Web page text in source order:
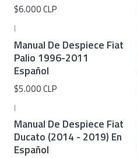
$6.000 CLP
|
Manual De Despiece Fiat
Palio 1996-2011
Español
$5.000 CLP
|
Manual De Despiece Fiat
Ducato (2014 - 2019) En
Español